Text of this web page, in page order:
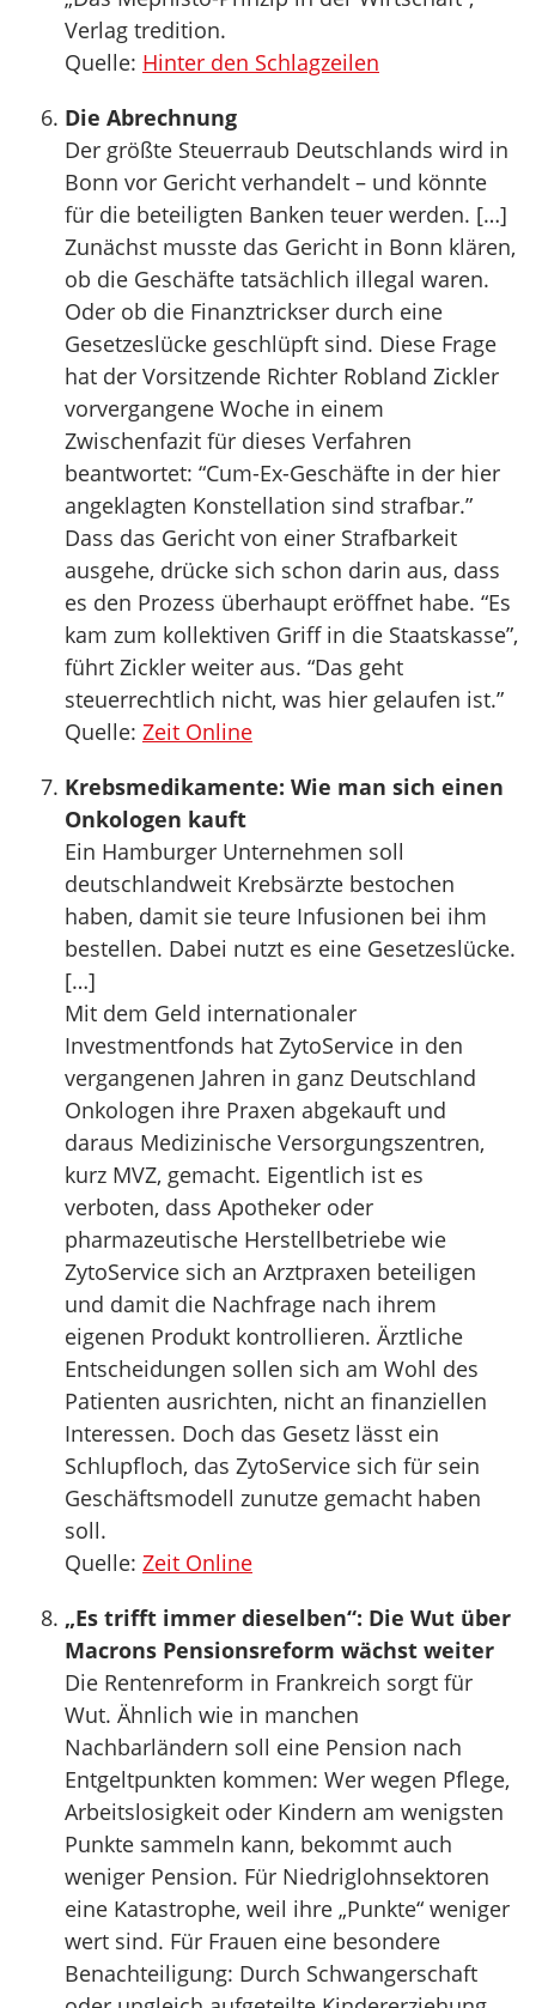
Verlag tredition.
Quelle: Hinter den Schlagzeilen
Die Abrechnung
Der größte Steuerraub Deutschlands wird in
Bonn vor Gericht verhandelt – und könnte
für die beteiligten Banken teuer werden. […]
Zunächst musste das Gericht in Bonn klären,
ob die Geschäfte tatsächlich illegal waren.
Oder ob die Finanztrickser durch eine
Gesetzeslücke geschlüpft sind. Diese Frage
hat der Vorsitzende Richter Robland Zickler
vorvergangene Woche in einem
Zwischenfazit für dieses Verfahren
beantwortet: “Cum-Ex-Geschäfte in der hier
angeklagten Konstellation sind strafbar.”
Dass das Gericht von einer Strafbarkeit
ausgehe, drücke sich schon darin aus, dass
es den Prozess überhaupt eröffnet habe. “Es
kam zum kollektiven Griff in die Staatskasse”,
führt Zickler weiter aus. “Das geht
steuerrechtlich nicht, was hier gelaufen ist.”
Quelle: Zeit Online
Krebsmedikamente: Wie man sich einen
Onkologen kauft
Ein Hamburger Unternehmen soll
deutschlandweit Krebsärzte bestochen
haben, damit sie teure Infusionen bei ihm
bestellen. Dabei nutzt es eine Gesetzeslücke.
[…]
Mit dem Geld internationaler
Investmentfonds hat ZytoService in den
vergangenen Jahren in ganz Deutschland
Onkologen ihre Praxen abgekauft und
daraus Medizinische Versorgungszentren,
kurz MVZ, gemacht. Eigentlich ist es
verboten, dass Apotheker oder
pharmazeutische Herstellbetriebe wie
ZytoService sich an Arztpraxen beteiligen
und damit die Nachfrage nach ihrem
eigenen Produkt kontrollieren. Ärztliche
Entscheidungen sollen sich am Wohl des
Patienten ausrichten, nicht an finanziellen
Interessen. Doch das Gesetz lässt ein
Schlupfloch, das ZytoService sich für sein
Geschäftsmodell zunutze gemacht haben
soll.
Quelle: Zeit Online
„Es trifft immer dieselben“: Die Wut über
Macrons Pensionsreform wächst weiter
Die Rentenreform in Frankreich sorgt für
Wut. Ähnlich wie in manchen
Nachbarländern soll eine Pension nach
Entgeltpunkten kommen: Wer wegen Pflege,
Arbeitslosigkeit oder Kindern am wenigsten
Punkte sammeln kann, bekommt auch
weniger Pension. Für Niedriglohnsektoren
eine Katastrophe, weil ihre „Punkte“ weniger
wert sind. Für Frauen eine besondere
Benachteiligung: Durch Schwangerschaft